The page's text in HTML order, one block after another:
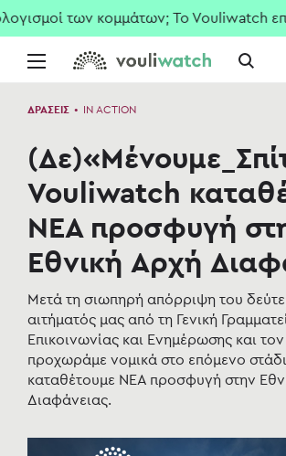
των κομμάτων; To Vouliwatch επ-
ΔΡΑΣΕΙΣ • IN ACTION
Vouliwatch
ΝΕΑ προσφυγή
Εθνική Αρχή
Μετά τη σιωπηρή απόρριψη του
αιτήματός μας από τη Γενική
Επικοινωνίας και Ενημέρωσης και
προχωράμε νομικά στο επόμενο
καταθέτουμε ΝΕΑ προσφυγή στην
Διαφάνειας.